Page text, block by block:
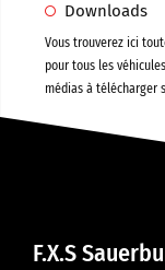
Downloads
Vous trouverez ici
pour tous les
médias à télécharger
F.X.S